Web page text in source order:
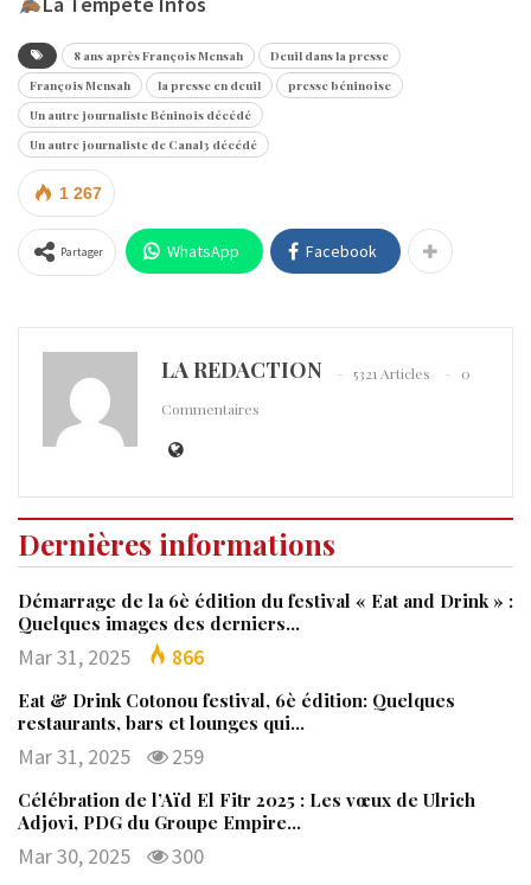
8 ans après François Mensah
Deuil dans la presse
François Mensah
la presse en deuil
presse béninoise
Un autre journaliste Béninois décédé
Un autre journaliste de Canal3 décédé
1 267
Partager WhatsApp Facebook
LA REDACTION 5321 Articles
0
Commentaires
Dernières informations
Démarrage de la 6è édition du festival « Eat and Drink » :
Quelques images des derniers…
Mar 31, 2025 866
Eat & Drink Cotonou festival, 6è édition: Quelques
restaurants, bars et lounges qui…
Mar 31, 2025 259
Célébration de l’Aïd El Fitr 2025 : Les vœux de Ulrich
Adjovi, PDG du Groupe Empire…
Mar 30, 2025 300